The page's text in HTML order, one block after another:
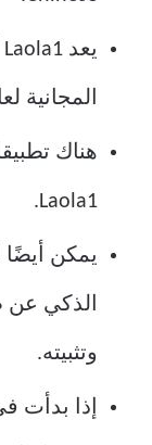
المجانية لعام
هناك
Laola1.
وتثبيته.
إذا بدأت